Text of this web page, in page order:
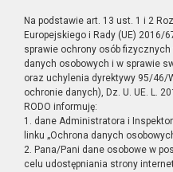
Na podstawie art. 13 ust. 1 i 2
Europejskiego i Rady (UE) 2016/
sprawie ochrony osób
danych osobowych i w sprawie
oraz uchylenia dyrektywy 95/46/
ochronie danych), Dz. U. UE. L.
RODO informuję:
1. dane Administratora i
linku „Ochrona danych
2. Pana/Pani dane osobowe w
celu udostępniania strony